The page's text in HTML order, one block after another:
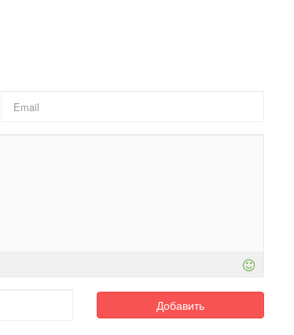
Добавить